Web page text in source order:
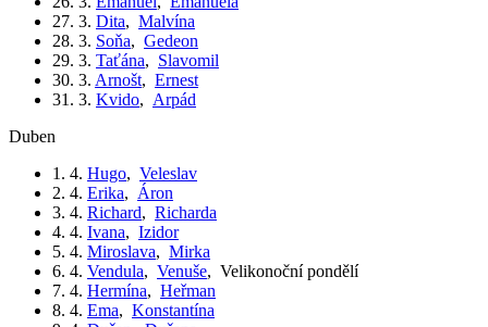
27. 3. Dita, Malvína
28. 3. Soňa, Gedeon
29. 3. Taťána, Slavomil
30. 3. Arnošt, Ernest
31. 3. Kvido, Arpád
duben
1. 4. Hugo, Veleslav
2. 4. Erika, Áron
3. 4. Richard, Richarda
4. 4. Ivana, Izidor
5. 4. Miroslava, Mirka
6. 4. Vendula, Venuše, Velikonoční pondělí
7. 4. Hermína, Heřman
8. 4. Ema, Konstantína